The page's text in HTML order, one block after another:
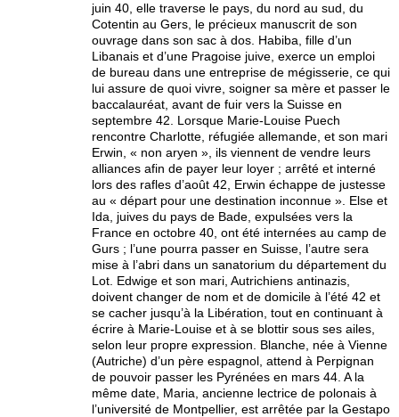
juin 40, elle traverse le pays, du nord au sud, du
Cotentin au Gers, le précieux manuscrit de son
ouvrage dans son sac à dos. Habiba, fille d’un
Libanais et d’une Pragoise juive, exerce un emploi
de bureau dans une entreprise de mégisserie, ce qui
lui assure de quoi vivre, soigner sa mère et passer le
baccalauréat, avant de fuir vers la Suisse en
septembre 42. Lorsque Marie-Louise Puech
rencontre Charlotte, réfugiée allemande, et son mari
Erwin, « non aryen », ils viennent de vendre leurs
alliances afin de payer leur loyer ; arrêté et interné
lors des rafles d’août 42, Erwin échappe de justesse
au « départ pour une destination inconnue ». Else et
Ida, juives du pays de Bade, expulsées vers la
France en octobre 40, ont été internées au camp de
Gurs ; l’une pourra passer en Suisse, l’autre sera
mise à l’abri dans un sanatorium du département du
Lot. Edwige et son mari, Autrichiens antinazis,
doivent changer de nom et de domicile à l’été 42 et
se cacher jusqu’à la Libération, tout en continuant à
écrire à Marie-Louise et à se blottir sous ses ailes,
selon leur propre expression. Blanche, née à Vienne
(Autriche) d’un père espagnol, attend à Perpignan
de pouvoir passer les Pyrénées en mars 44. A la
même date, Maria, ancienne lectrice de polonais à
l’université de Montpellier, est arrêtée par la Gestapo